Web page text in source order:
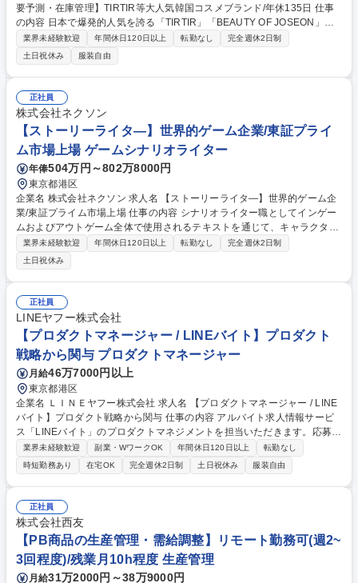
要予測・在庫管理】TIRTIR等大人気韓国コスメブランド/年休135日 仕事
の内容 日本で爆発的人気を誇る「TIRTIR」「BEAUTY OF JOSEON」「S
KIN1004」等韓国コスメブランドを展開する当社にて、韓国コスメブラン
ドの発注・需給管理を担います。 ■ブランド・サプライヤーとの発注・生
産スケジュール調整■営業・マーケティング等、社内関連部署との業務調
整■販売データ・在庫分析に基づく適正在庫の運用■ECモール（Amazo
n・楽天等）の施策に伴う数量対応■倉庫の入出庫および在庫正確性の管理
■SKUマスターおよび商品情報の管理■月次発注計画および在庫レポートの
作成■サプライチェーンにおける課題対応および改善策の策定 等 募集職種
【SCM/需要予測・在庫管理】TIRTIR等大人気韓国コスメブランド/年休13
5日
業界未経験歓迎 年間休日120日以上 転勤なし
完全週休2日制
土日祝休み
服装自由
正社員
株式会社ネクソン
【ストーリーライタ―】世界的ゲーム企業/東証プライ
ム市場上場 ゲームシナリオライター
年俸504万円～802万8000円
東京都港区
企業名 株式会社ネクソン 求人名 【ストーリーライタ―】世界的ゲーム企
業/東証プライム市場上場 仕事の内容 シナリオライター職としてインゲー
ムおよびアウトゲーム全体で使用されるテキストを通じて、キャラクター
の個性や物語の流れ、イベント演出を明確に伝え、ユーザーが世界観に没
入できるようにする役割を担います。 ■インゲーム/アウトゲームテキスト
のリライト ■キャラクターセリフ、ストーリー台本の作成 ■イベント、ク
エスト、シナリオテキスト制作 ■世界観・キャラクター設定を反映した文
章設計 ■企画・開発・L10N、LQAとの連携 ■テキスト修正および品質管理
募集職種 【ストーリーライタ―】世界的ゲーム企業/東証プライム市場上
場
業界未経験歓迎 年間休日120日以上 転勤なし
完全週休2日制
土日祝休み
正社員
LINEヤフー株式会社
【プロダクトマネージャー / LINEバイト】プロダクト
戦略から関与 プロダクトマネージャー
月給46万7000円以上
東京都港区
企業名 ＬＩＮＥヤフー株式会社 求人名 【プロダクトマネージャー / LINE
バイト】プロダクト戦略から関与 仕事の内容 アルバイト求人情報サービ
ス「LINEバイト」のプロダクトマネジメントを担当いただきます。応募率
および継続率・再訪率の改善を重要指標として、ユーザー課題と事業課題
の両面を捉えながら、プロダクト戦略の 立案からロードマップ策定、機能
改善、新機能企画、優先順位付け、効果検証まで一気通貫でリードしてい
ただきます。■「LINEバイト」におけるプロダクト戦略の立案、および事
業目標を踏まえたロードマップの策定■応募率・CVR改善に向けた課題特
定、仮説設計、要件定義、施策推進■継続率・再訪率改善に向けたユーザ
ー課題の分析と、既存機能の改善企画■ 新機能企画や既存機能改善、意思
決定支援、プロジェクト推進 等 募集職種 【プロダクトマネージャー / LIN
Eバイト】プロダクト戦略から関与
業界未経験歓迎 副業・WワークOK 年間休日120日以上
転勤なし
時短勤務あり
在宅OK 完全週休2日制 土日祝休み 服装自由
正社員
株式会社西友
【PB商品の生産管理・需給調整】リモート勤務可(週2~
3回程度)/残業月10h程度 生産管理
月給31万2000円～38万9000円